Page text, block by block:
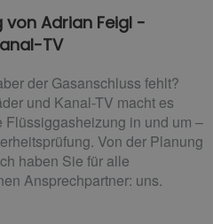
von Adrian Feigl -
TV
der Gasanschluss fehlt?
und Kanal-TV macht es
in und um –
Von der Planung
haben Sie für alle
Ansprechpartner: uns.